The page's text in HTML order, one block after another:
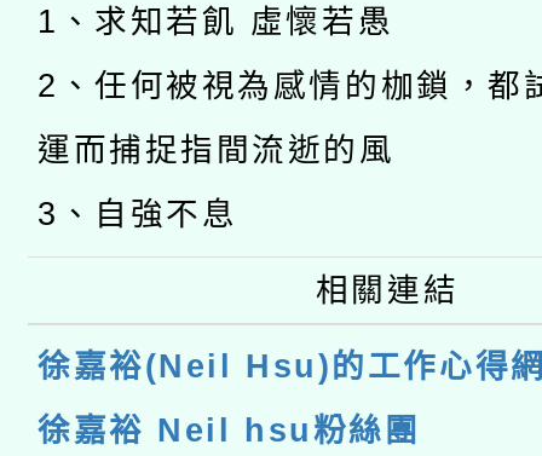
1、求知若飢 虛懷若愚
2、任何被視為感情的枷鎖，都
運而捕捉指間流逝的風
3、自強不息
相關連結
徐嘉裕(Neil Hsu)的工作心得
徐嘉裕 Neil hsu粉絲團